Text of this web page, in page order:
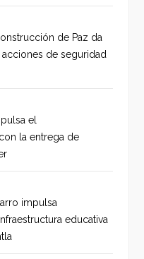
de Paz da
de seguridad
el
la entrega de
impulsa
educativa